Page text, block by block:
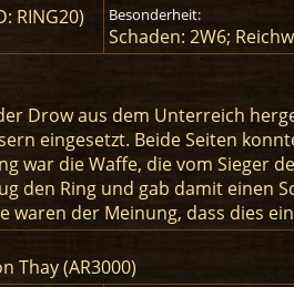
RING20) Besonderheit:
Schaden: 2W6;
Drow aus dem Unterreich
eingesetzt. Beide Seiten
war die Waffe, die vom Sieger
den Ring und gab damit einen
waren der Meinung, dass dies
Thay (AR3000)